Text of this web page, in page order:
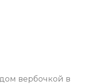
вербочкой в